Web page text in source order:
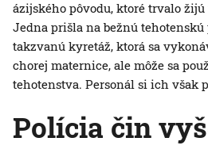
ázijského pôvodu, ktoré trvalo žijú
Jedna prišla na bežnú
takzvanú kyretáž, ktorá sa
chorej maternice, ale môže sa
tehotenstva. Personál si ich však
Polícia čin